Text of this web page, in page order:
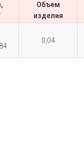
Объем
изделия
0,04